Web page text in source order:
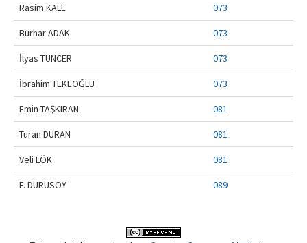
Rasim KALE 073
Burhar ADAK 073
İlyas TUNCER 073
İbrahim TEKEOĞLU 073
Emin TAŞKIRAN 081
Turan DURAN 081
Veli LÖK 081
F. DURUSOY 089